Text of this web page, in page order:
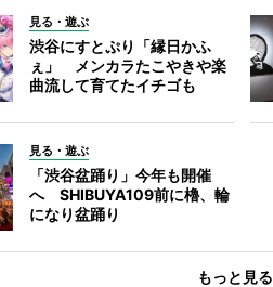
見る・遊ぶ
渋谷にすとぷり「縁日かふ
ぇ」 メンカラたこやきや楽
曲流して育てたイチゴも
見る・遊ぶ
「渋谷盆踊り」今年も開催
へ SHIBUYA109前に櫓、輪
になり盆踊り
もっと見る